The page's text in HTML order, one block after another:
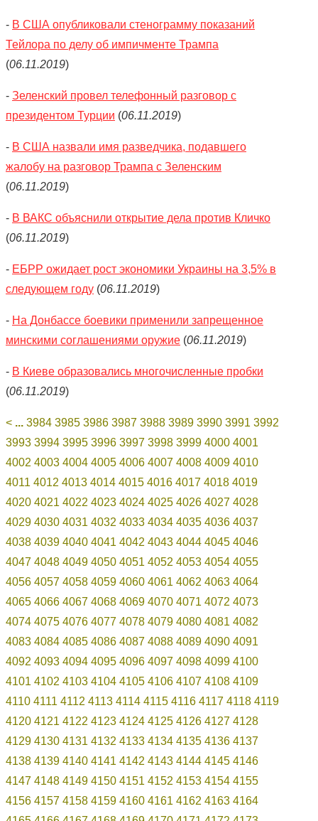
- В США опубликовали стенограмму показаний
Тейлора по делу об импичменте Трампа
(06.11.2019)
- Зеленский провел телефонный разговор с
президентом Турции (06.11.2019)
- В США назвали имя разведчика, подавшего
жалобу на разговор Трампа с Зеленским
(06.11.2019)
- В ВАКС объяснили открытие дела против Кличко
(06.11.2019)
- ЕБРР ожидает рост экономики Украины на 3,5% в
следующем году (06.11.2019)
- На Донбассе боевики применили запрещенное
минскими соглашениями оружие (06.11.2019)
- В Киеве образовались многочисленные пробки
(06.11.2019)
< ... 3984 3985 3986 3987 3988 3989 3990 3991 3992
3993 3994 3995 3996 3997 3998 3999 4000 4001
4002 4003 4004 4005 4006 4007 4008 4009 4010
4011 4012 4013 4014 4015 4016 4017 4018 4019
4020 4021 4022 4023 4024 4025 4026 4027 4028
4029 4030 4031 4032 4033 4034 4035 4036 4037
4038 4039 4040 4041 4042 4043 4044 4045 4046
4047 4048 4049 4050 4051 4052 4053 4054 4055
4056 4057 4058 4059 4060 4061 4062 4063 4064
4065 4066 4067 4068 4069 4070 4071 4072 4073
4074 4075 4076 4077 4078 4079 4080 4081 4082
4083 4084 4085 4086 4087 4088 4089 4090 4091
4092 4093 4094 4095 4096 4097 4098 4099 4100
4101 4102 4103 4104 4105 4106 4107 4108 4109
4110 4111 4112 4113 4114 4115 4116 4117 4118 4119
4120 4121 4122 4123 4124 4125 4126 4127 4128
4129 4130 4131 4132 4133 4134 4135 4136 4137
4138 4139 4140 4141 4142 4143 4144 4145 4146
4147 4148 4149 4150 4151 4152 4153 4154 4155
4156 4157 4158 4159 4160 4161 4162 4163 4164